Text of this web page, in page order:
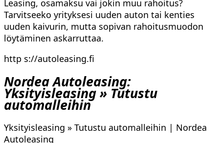
Leasing, osamaksu vai jokin muu rahoitus?
Tarvitseeko yrityksesi uuden auton tai kenties
uuden kaivurin, mutta sopivan rahoitusmuodon
löytäminen askarruttaa.
http s://autoleasing.fi
Nordea Autoleasing:
Yksityisleasing » Tutustu
automalleihin
Yksityisleasing » Tutustu automalleihin | Nordea
Autoleasing